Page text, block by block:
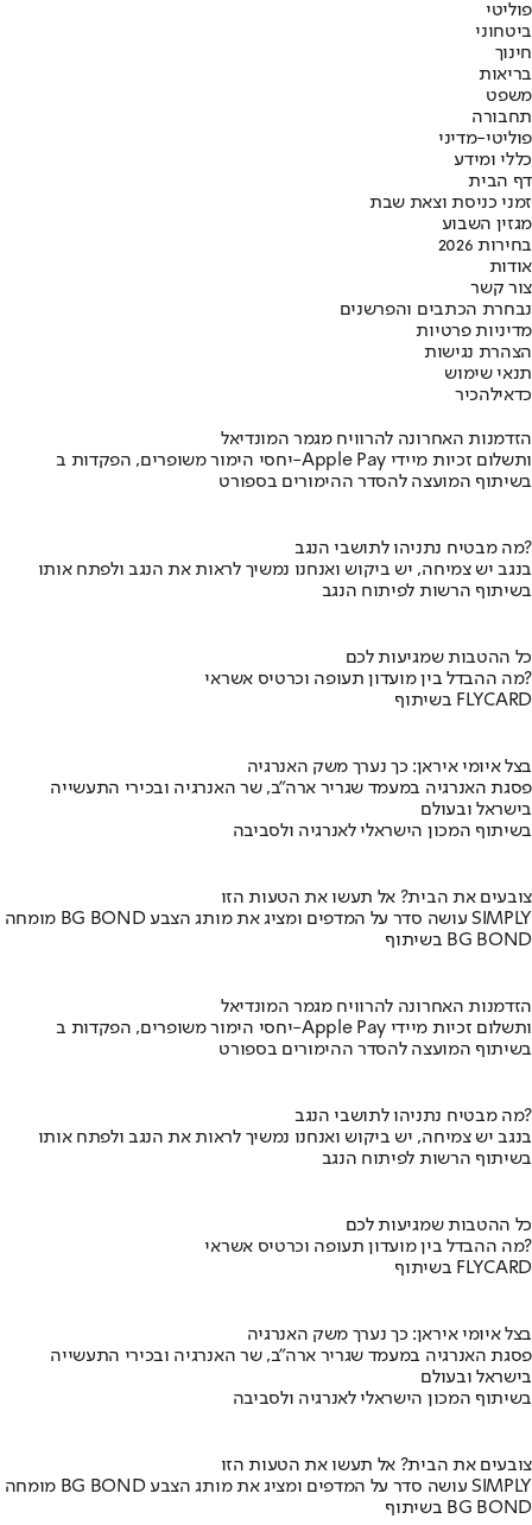
פוליטי
ביטחוני
חינוך
בריאות
משפט
תחבורה
פוליטי-מדיני
כללי ומידע
דף הבית
זמני כניסת וצאת שבת
מגזין השבוע
בחירות 2026
אודות
צור קשר
נבחרת הכתבים והפרשנים
מדיניות פרטיות
הצהרת נגישות
תנאי שימוש
כדאילהכיר
הזדמנות האחרונה להרוויח מגמר המונדיאל
יחסי הימור משופרים, הפקדות ב-Apple Pay ותשלום זכיות מיידי
בשיתוף המועצה להסדר ההימורים בספורט
מה מבטיח נתניהו לתושבי הנגב?
בנגב יש צמיחה, יש ביקוש ואנחנו נמשיך לראות את הנגב ולפתח אותו
בשיתוף הרשות לפיתוח הנגב
כל ההטבות שמגיעות לכם
מה ההבדל בין מועדון תעופה וכרטיס אשראי?
בשיתוף FLYCARD
בצל איומי איראן: כך נערך משק האנרגיה
פסגת האנרגיה במעמד שגריר ארה"ב, שר האנרגיה ובכירי התעשייה
בישראל ובעולם
בשיתוף המכון הישראלי לאנרגיה ולסביבה
צובעים את הבית? אל תעשו את הטעות הזו
מומחה BG BOND עושה סדר על המדפים ומציג את מותג הצבע SIMPLY
בשיתוף BG BOND
הזדמנות האחרונה להרוויח מגמר המונדיאל
יחסי הימור משופרים, הפקדות ב-Apple Pay ותשלום זכיות מיידי
בשיתוף המועצה להסדר ההימורים בספורט
מה מבטיח נתניהו לתושבי הנגב?
בנגב יש צמיחה, יש ביקוש ואנחנו נמשיך לראות את הנגב ולפתח אותו
בשיתוף הרשות לפיתוח הנגב
כל ההטבות שמגיעות לכם
מה ההבדל בין מועדון תעופה וכרטיס אשראי?
בשיתוף FLYCARD
בצל איומי איראן: כך נערך משק האנרגיה
פסגת האנרגיה במעמד שגריר ארה"ב, שר האנרגיה ובכירי התעשייה
בישראל ובעולם
בשיתוף המכון הישראלי לאנרגיה ולסביבה
צובעים את הבית? אל תעשו את הטעות הזו
מומחה BG BOND עושה סדר על המדפים ומציג את מותג הצבע SIMPLY
בשיתוף BG BOND